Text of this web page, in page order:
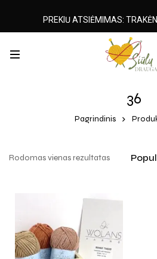
36
Pagrindinis
Rodomas vienas rezultatas
PREKIŲ ATSIĖMIMAS: